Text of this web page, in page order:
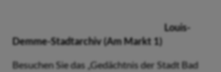
Louis-
Demme-Stadtarchiv (Am Markt 1)
Besuchen Sie das „Gedächtnis der Stadt Bad